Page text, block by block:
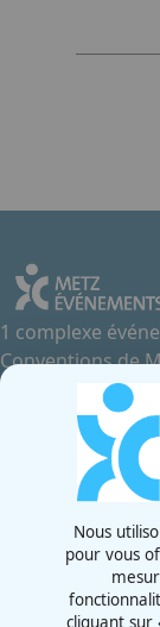
1 complexe
Conventions de
Contactez-nous
+33 3 87 55 66
Rue de la
57070 - Metz
France
Newsletter
Nous
pour vous
cliquant sur